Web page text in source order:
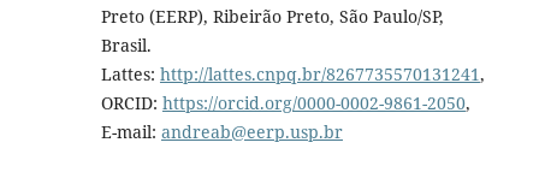
Preto (EERP), Ribeirão Preto, São Paulo/SP,
Brasil.
Lattes: http://lattes.cnpq.br/8267735570131241,
ORCID: https://orcid.org/0000-0002-9861-2050,
E-mail: andreab@eerp.usp.br